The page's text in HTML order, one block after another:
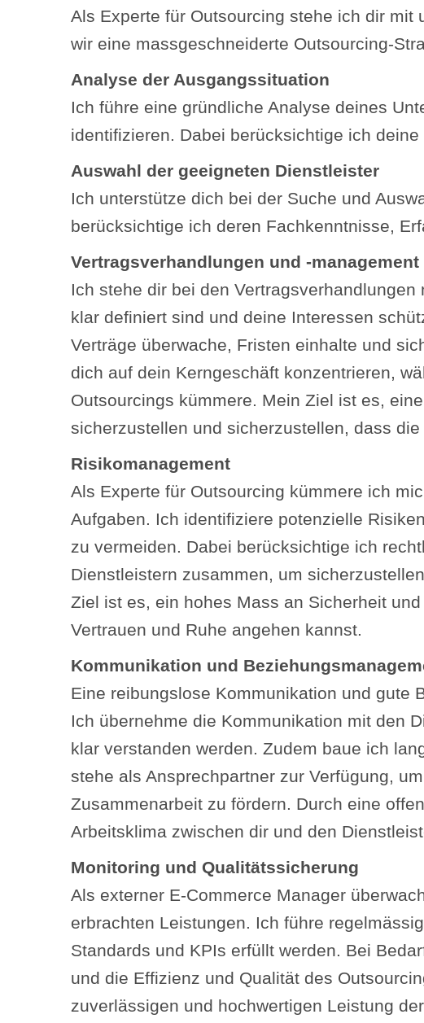
Als Experte für Outsourcing stehe ich dir
wir eine massgeschneiderte Outsourcing-
Analyse der Ausgangssituation
Ich führe eine gründliche Analyse deines
identifizieren. Dabei berücksichtige ich
Auswahl der geeigneten Dienstleister
Ich unterstütze dich bei der Suche und
berücksichtige ich deren Fachkenntnisse,
Vertragsverhandlungen und -management
Ich stehe dir bei den
klar definiert sind und deine Interessen
Verträge überwache, Fristen einhalte und
dich auf dein Kerngeschäft konzentrieren,
Outsourcings kümmere. Mein Ziel ist es,
sicherzustellen und sicherzustellen, dass
Risikomanagement
Als Experte für Outsourcing kümmere ich
Aufgaben. Ich identifiziere potenzielle
zu vermeiden. Dabei berücksichtige ich
Dienstleistern zusammen, um
Ziel ist es, ein hohes Mass an Sicherheit
Vertrauen und Ruhe angehen kannst.
Kommunikation und
Eine reibungslose Kommunikation und gute
Ich übernehme die Kommunikation mit den
klar verstanden werden. Zudem baue ich
stehe als Ansprechpartner zur Verfügung,
Zusammenarbeit zu fördern. Durch eine
Arbeitsklima zwischen dir und den
Monitoring und Qualitätssicherung
Als externer E-Commerce Manager
erbrachten Leistungen. Ich führe
Standards und KPIs erfüllt werden. Bei
und die Effizienz und Qualität des
zuverlässigen und hochwertigen Leistung